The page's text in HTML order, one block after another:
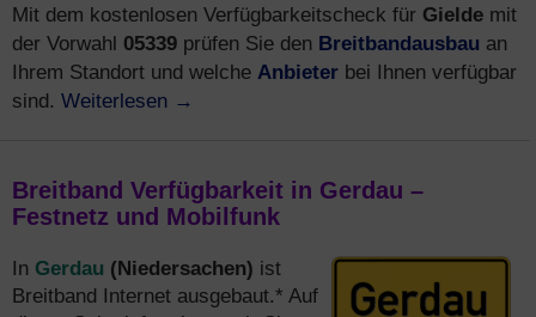
Mit dem kostenlosen Verfügbarkeitscheck für Gielde mit
der Vorwahl 05339 prüfen Sie den Breitbandausbau an
Ihrem Standort und welche Anbieter bei Ihnen verfügbar
sind. Weiterlesen →
Breitband Verfügbarkeit in Gerdau –
Festnetz und Mobilfunk
In Gerdau (Niedersachen) ist
Breitband Internet ausgebaut.* Auf